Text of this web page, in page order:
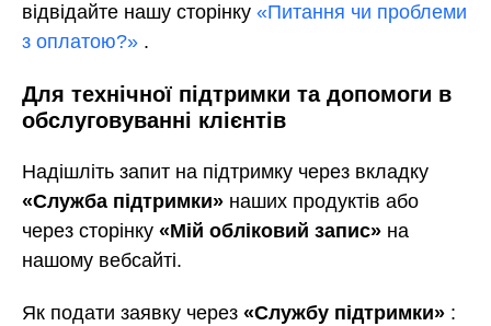
відвідайте нашу сторінку «Питання чи проблеми
з оплатою?» .
Для технічної підтримки та допомоги в
обслуговуванні клієнтів
Надішліть запит на підтримку через вкладку
«Служба підтримки» наших продуктів або
через сторінку «Мій обліковий запис» на
нашому вебсайті.
Як подати заявку через «Службу підтримки» :